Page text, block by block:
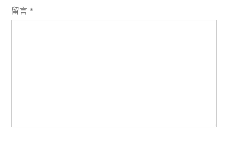
留言 *